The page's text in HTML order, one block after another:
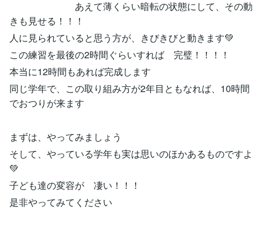
あえて薄くらい暗転の状態にして、その動
きも見せる！！！
人に見られていると思う方が、きびきびと動きます💚
この練習を最後の2時間ぐらいすれば 完璧！！！！
本当に12時間もあれば完成します
同じ学年で、この取り組み方が2年目ともなれば、10時間
でおつりが来ます
まずは、やってみましょう
そして、やっている学年も実は思いのほかあるものですよ
💚
子ども達の変容が 凄い！！！
是非やってみてください